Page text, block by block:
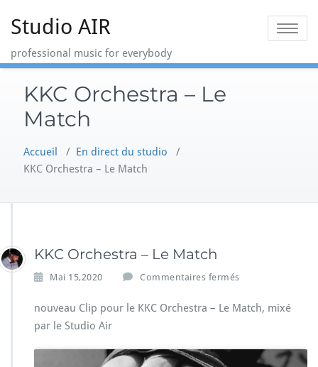
Studio AIR
professional music for everybody
Toggle
KKC Orchestra – Le
Match
Accueil / En direct du studio /
KKC Orchestra – Le Match
KKC Orchestra – Le Match
Mai 15,2020 Commentaires fermés
r
C
nouveau Clip pour le KKC Orchestra – Le Match, mixé
par le Studio Air